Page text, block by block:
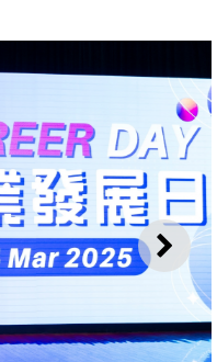
下一